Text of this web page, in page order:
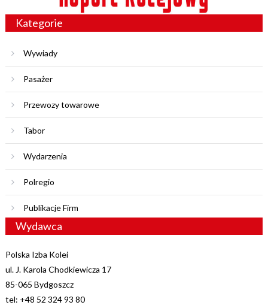
Kategorie
Wywiady
Pasażer
Przewozy towarowe
Tabor
Wydarzenia
Polregio
Publikacje Firm
Wydawca
Polska Izba Kolei
ul. J. Karola Chodkiewicza 17
85-065 Bydgoszcz
tel: +48 52 324 93 80